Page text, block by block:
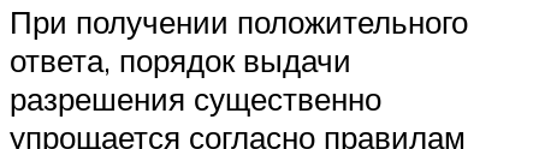
При получении положительного
ответа, порядок выдачи
разрешения существенно
упрощается согласно правилам